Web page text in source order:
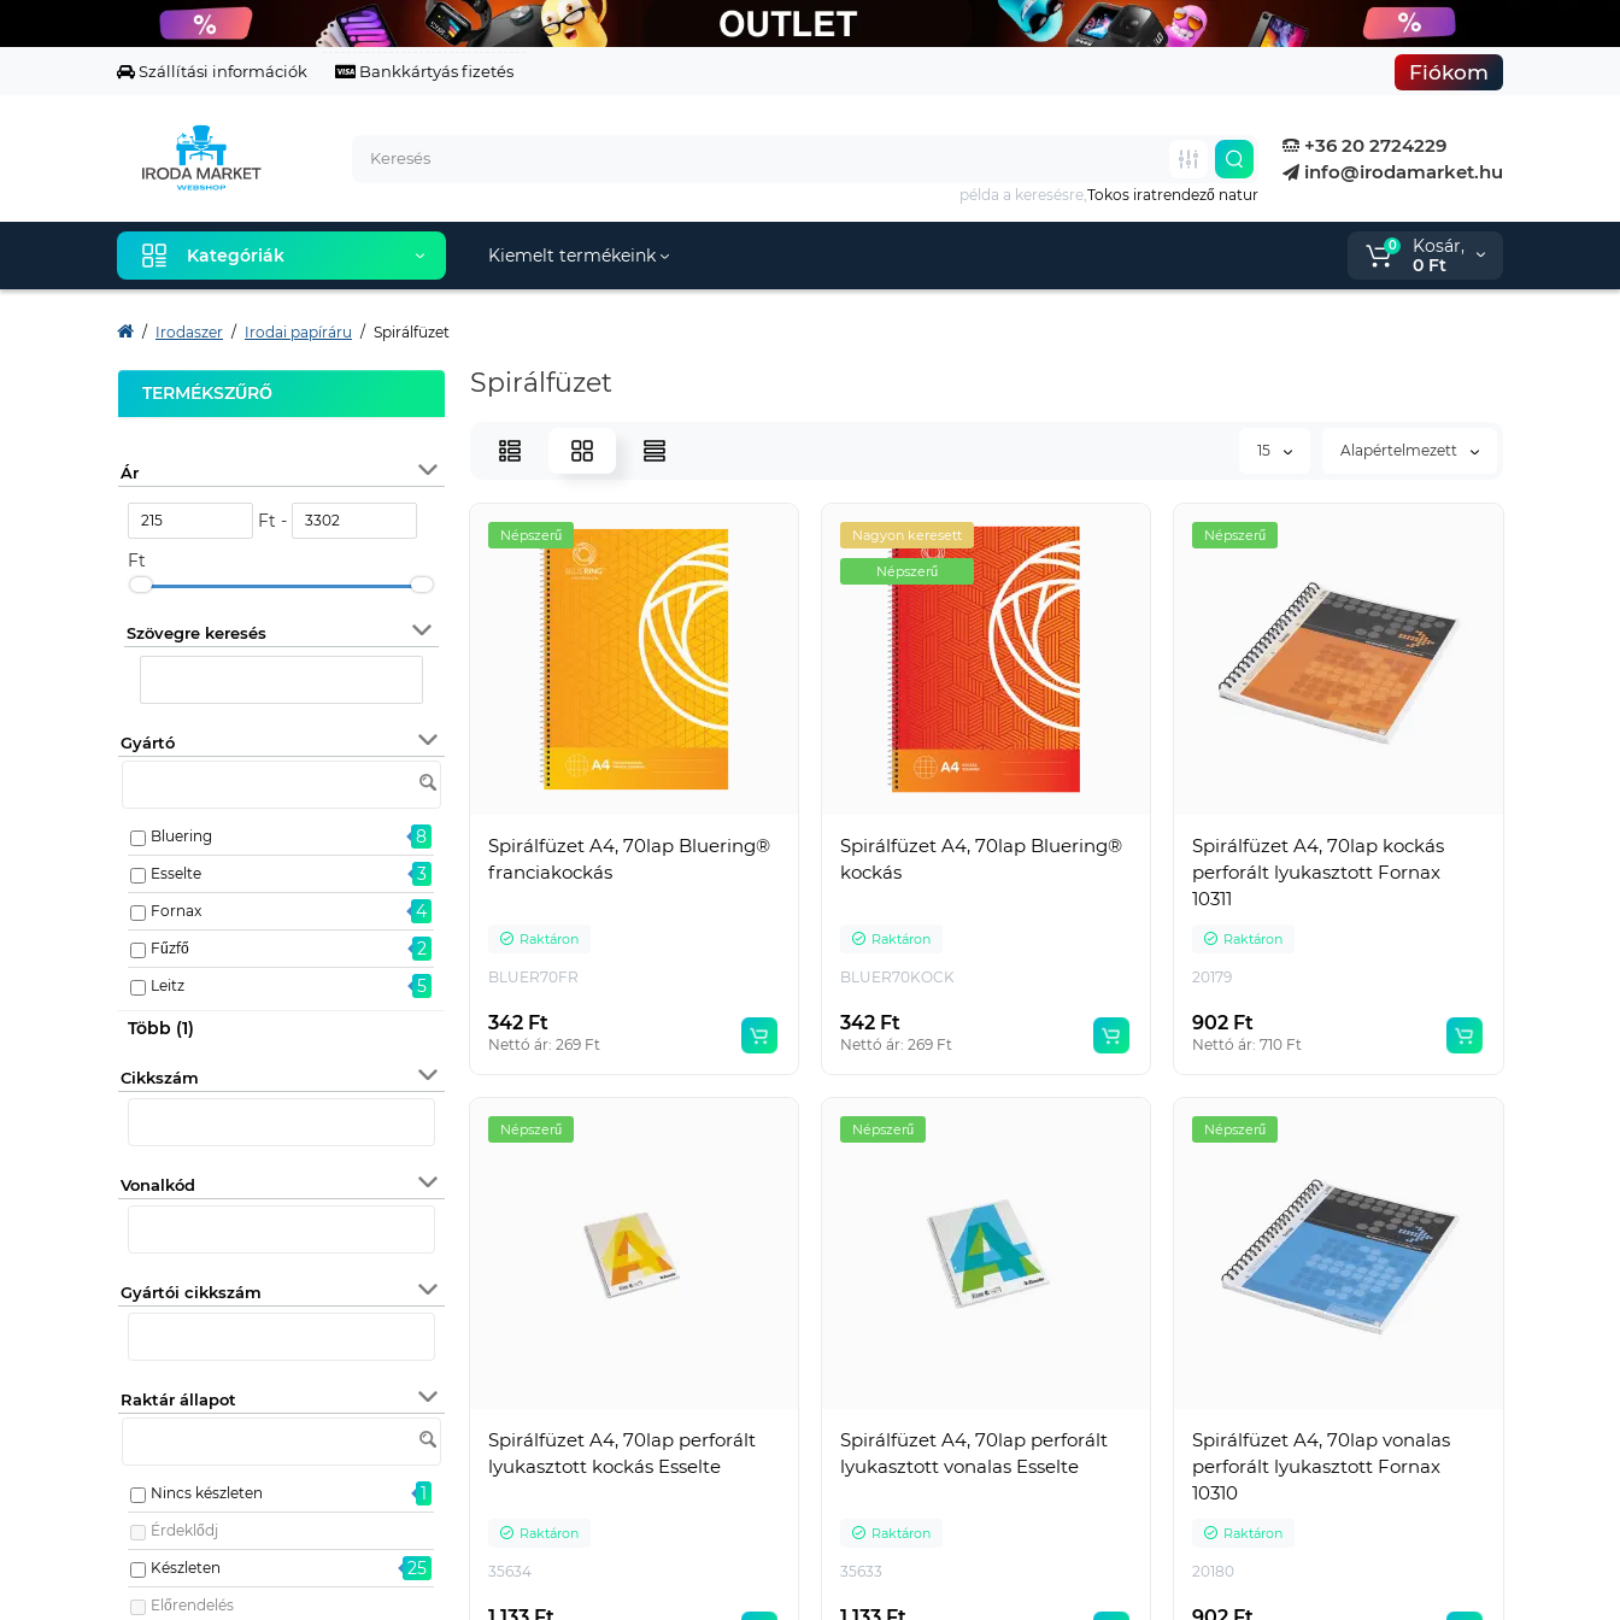
Szállítási információk Bankkártyás fizetés Fiókom
+36 20 2724229
info@irodamarket.hu
példa a keresésre, Tokos iratrendező natur
Kategóriák Kiemelt termékeink 0
Kosár,
0 Ft
Irodaszer Irodai papíráru Spirálfüzet
TERMÉKSZŰRŐ
Ár
Ft -
Ft
Szövegre keresés
Gyártó
Bluering 8
Esselte 3
Fornax 4
Fűzfő 2
Leitz 5
Marker
Több (1)
Cikkszám
Vonalkód
Gyártói cikkszám
Raktár állapot
Nincs készleten 1
Érdeklődj
Készleten 25
Előrendelés
Spirálfüzet
15 Alapértelmezett
Népszerű
Spirálfüzet A4, 70lap Bluering®
franciakockás
Raktáron
BLUER70FR
342 Ft
Nettó ár: 269 Ft
Nagyon keresett
Népszerű
Spirálfüzet A4, 70lap Bluering®
kockás
Raktáron
BLUER70KOCK
342 Ft
Nettó ár: 269 Ft
Népszerű
Spirálfüzet A4, 70lap kockás
perforált lyukasztott Fornax
10311
Raktáron
20179
902 Ft
Nettó ár: 710 Ft
Népszerű
Spirálfüzet A4, 70lap perforált
lyukasztott kockás Esselte
Raktáron
35634
Népszerű
Spirálfüzet A4, 70lap perforált
lyukasztott vonalas Esselte
Raktáron
35633
Népszerű
Spirálfüzet A4, 70lap vonalas
perforált lyukasztott Fornax
10310
Raktáron
20180